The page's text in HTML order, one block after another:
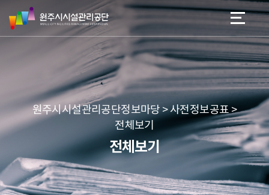
네
본문 바로가기
메뉴 바로가기
원
주
시
리
공
단
원주시시설관리공단정보마당 > 사전정보공표 >
전체보기
전체보기